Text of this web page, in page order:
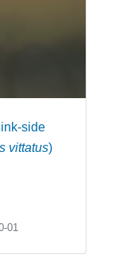
side
vittatus)
01